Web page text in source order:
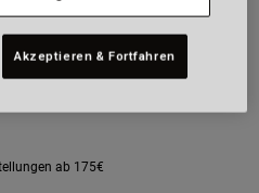
hinzufügen
ab 175€
Akzeptieren & Fortfahren